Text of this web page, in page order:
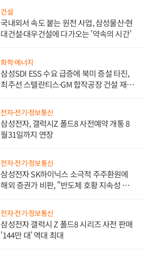
건설
국내외서 속도 붙는 원전 사업, 삼성물산·현
대건설·대우건설에 다가오는 '약속의 시간'
화학·에너지
삼성SDI ESS 수요 급증에 북미 증설 타진,
최주선 스텔란티스·GM 합작공장 건설 재추
전자·전기·정보통신
삼성전자, 갤럭시Z 폴드8 사전예약 개통 8
월31일까지 연장
전자·전기·정보통신
삼성전자 SK하이닉스 소극적 주주환원에
해외 증권가 비판, "반도체 호황 지속성 의
전자·전기·정보통신
삼성전자 갤럭시 Z 폴드8 시리즈 사전 판매
'144만 대' 역대 최대